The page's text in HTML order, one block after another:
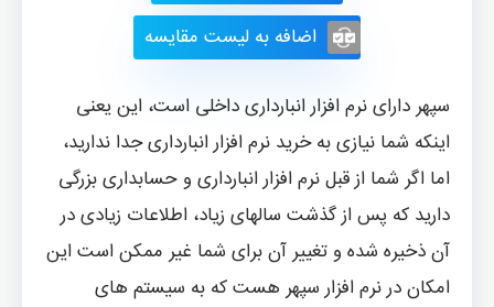
اضافه به لیست مقایسه
سپهر دارای نرم افزار انبارداری داخلی است، این یعنی
اینکه شما نیازی به خرید نرم افزار انبارداری جدا ندارید،
اما اگر شما از قبل نرم افزار انبارداری و حسابداری بزرگی
دارید که پس از گذشت سالهای زیاد، اطلاعات زیادی در
آن ذخیره شده و تغییر آن برای شما غیر ممکن است این
امکان در نرم افزار سپهر هست که به سیستم های